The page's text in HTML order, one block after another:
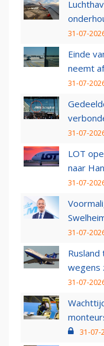
31-07-
Einde
neemt
31-07-
31-07-
LOT
naar
31-07-
31-07-
wegens
31-07-
31-07-